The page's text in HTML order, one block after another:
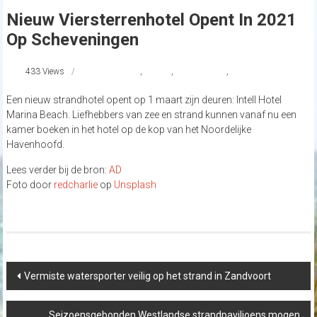
Nieuw Viersterrenhotel Opent In 2021
Op Scheveningen
433 Views , , ,
Een nieuw strandhotel opent op 1 maart zijn deuren: Intell Hotel
Marina Beach. Liefhebbers van zee en strand kunnen vanaf nu een
kamer boeken in het hotel op de kop van het Noordelijke
Havenhoofd.
Lees verder bij de bron: AD
Foto door redcharlieop Unsplash
navigation
Vermiste watersporter veilig op het strand in Zandvoort